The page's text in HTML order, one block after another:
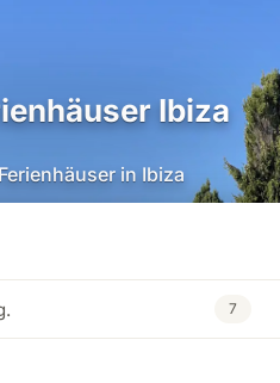
Ibiza
in Ibiza
7